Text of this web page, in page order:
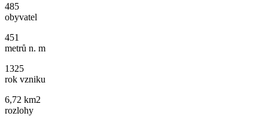
485
obyvatel
451
metrů n. m
1325
rok vzniku
6,72 km2
rozlohy